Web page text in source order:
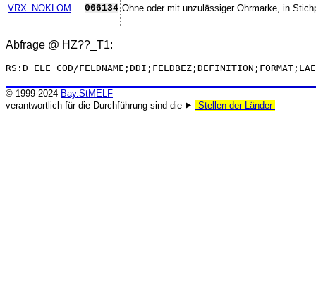
VRX_NOKLOM 006134 Ohne oder mit unzulässiger Ohrmarke, in
Abfrage @ HZ??_T1:
RS:D_ELE_COD/
© 1999-2024 Bay.StMELF
verantwortlich für die Durchführung sind die ⯈
Stellen der Länder